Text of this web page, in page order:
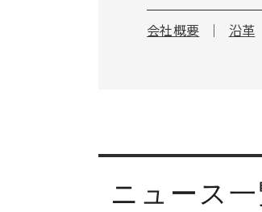
会社概要 沿革
ニュース一